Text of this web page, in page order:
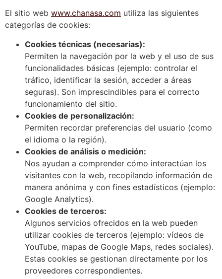
El sitio web www.chanasa.com utiliza las siguientes
categorías de cookies:
Cookies técnicas (necesarias):
Permiten la navegación por la web y el uso de sus
funcionalidades básicas (ejemplo: controlar el
tráfico, identificar la sesión, acceder a áreas
seguras). Son imprescindibles para el correcto
funcionamiento del sitio.
Cookies de personalización:
Permiten recordar preferencias del usuario (como
el idioma o la región).
Cookies de análisis o medición:
Nos ayudan a comprender cómo interactúan los
visitantes con la web, recopilando información de
manera anónima y con fines estadísticos (ejemplo:
Google Analytics).
Cookies de terceros:
Algunos servicios ofrecidos en la web pueden
utilizar cookies de terceros (ejemplo: vídeos de
YouTube, mapas de Google Maps, redes sociales).
Estas cookies se gestionan directamente por los
proveedores correspondientes.